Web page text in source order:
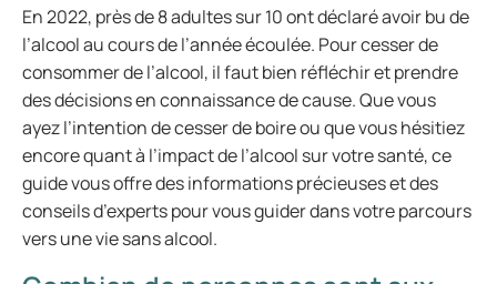
En 2022, près de 8 adultes sur 10 ont déclaré avoir bu de
l’alcool au cours de l’année écoulée. Pour cesser de
consommer de l’alcool, il faut bien réfléchir et prendre
des décisions en connaissance de cause. Que vous
ayez l’intention de cesser de boire ou que vous hésitiez
encore quant à l’impact de l’alcool sur votre santé, ce
guide vous offre des informations précieuses et des
conseils d’experts pour vous guider dans votre parcours
vers une vie sans alcool.